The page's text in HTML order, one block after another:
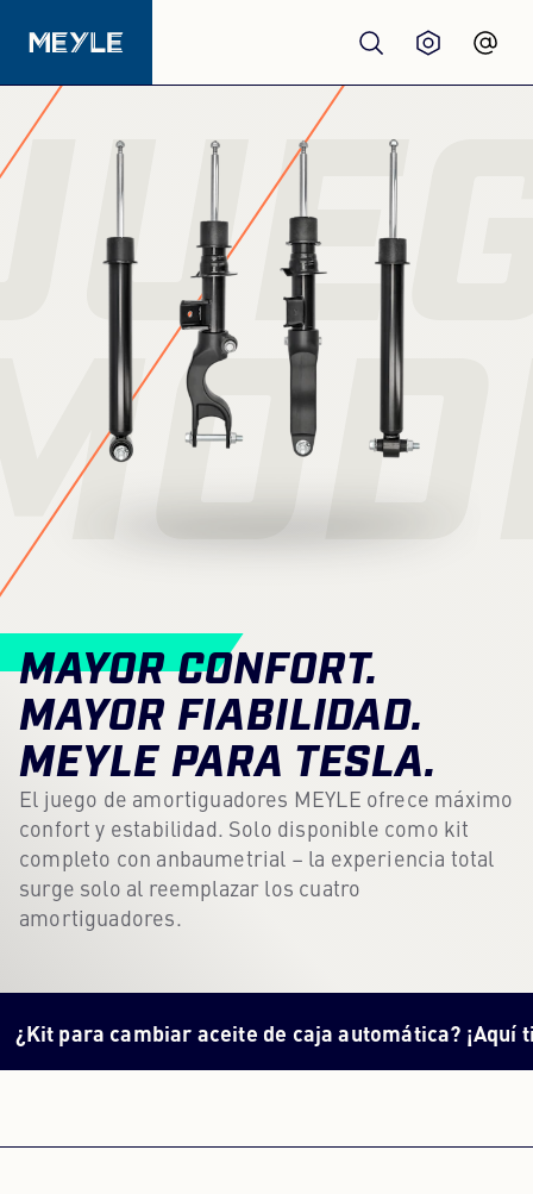
Productos
calidad
Distribuidores
Quiénes somos
Centro de contenidos
Carrera profesional
Boletín
Idioma: Español
MAYOR CONFORT.
MAYOR FIABILIDAD.
MEYLE PARA TESLA.
El juego de amortiguadores MEYLE ofrece máximo
confort y estabilidad. Solo disponible como kit
completo con anbaumetrial – la experiencia total
surge solo al reemplazar los cuatro
amortiguadores.
cambiar aceite de caja automática? ¡Aquí tienes